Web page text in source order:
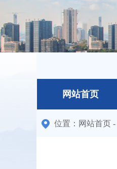
网站首页
位置： 网站首页 -